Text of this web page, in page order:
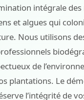
intégrale des
et algues qui
Nous utilisons
de
plantations. Le
l’intégrité de